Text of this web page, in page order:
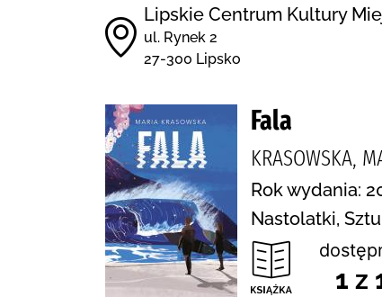
Lipskie Centrum Kultury
ul. Rynek 2
27-300 Lipsko
Fala
KRASOWSKA,
Rok wydania:
Nastolatki,
1 z